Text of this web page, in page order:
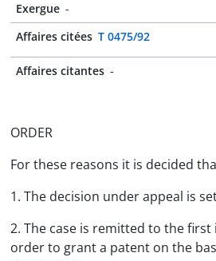
Exergue -
Affaires citées T 0475/92
Affaires citantes -
ORDER
For these reasons it is decided
1. The decision under appeal is
2. The case is remitted to the
order to grant a patent on the